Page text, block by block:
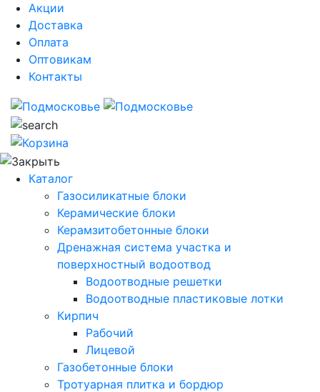
Акции
Доставка
Оплата
Оптовикам
Контакты
Каталог
Газосиликатные блоки
Керамические блоки
Керамзитобетонные блоки
Дренажная система участка и
поверхностный водоотвод
Водоотводные решетки
Водоотводные пластиковые лотки
Кирпич
Рабочий
Лицевой
Газобетонные блоки
Тротуарная плитка и бордюр